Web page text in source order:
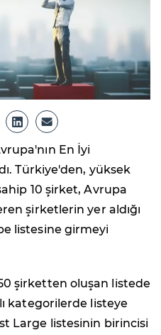
En İyi
Türkiye'den, yüksek
10 şirket, Avrupa
şirketlerin yer aldığı
listesine girmeyi
şirketten oluşan listede
kategorilerde listeye
Large listesinin birincisi